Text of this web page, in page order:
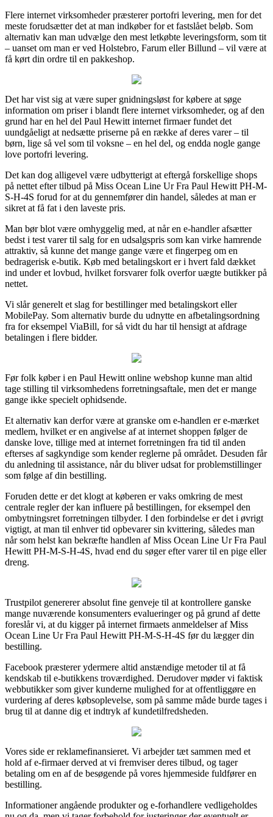
Flere internet virksomheder præsterer portofri levering, men for det
meste forudsætter det at man indkøber for et fastslået beløb. Som
alternativ kan man udvælge den mest letkøbte leveringsform, som tit
– uanset om man er ved Holstebro, Farum eller Billund – vil være at
få kørt din ordre til en pakkeshop.
Det har vist sig at være super gnidningsløst for købere at søge
information om priser i blandt flere internet virksomheder, og af den
grund har en hel del Paul Hewitt internet firmaer fundet det
uundgåeligt at nedsætte priserne på en række af deres varer – til
børn, lige så vel som til voksne – en hel del, og endda nogle gange
love portofri levering.
Det kan dog alligevel være udbytterigt at eftergå forskellige shops
på nettet efter tilbud på Miss Ocean Line Ur Fra Paul Hewitt PH-M-
S-H-4S forud for at du gennemfører din handel, således at man er
sikret at få fat i den laveste pris.
Man bør blot være omhyggelig med, at når en e-handler afsætter
bedst i test varer til salg for en udsalgspris som kan virke hamrende
attraktiv, så kunne det mange gange være et fingerpeg om en
bedragerisk e-butik. Køb med betalingskort er i hvert fald dækket
ind under et lovbud, hvilket forsvarer folk overfor uægte butikker på
nettet.
Vi slår generelt et slag for bestillinger med betalingskort eller
MobilePay. Som alternativ burde du udnytte en afbetalingsordning
fra for eksempel ViaBill, for så vidt du har til hensigt at afdrage
betalingen i flere bidder.
Før folk køber i en Paul Hewitt online webshop kunne man altid
tage stilling til virksomhedens forretningsaftale, men det er mange
gange ikke specielt ophidsende.
Et alternativ kan derfor være at granske om e-handlen er e-mærket
medlem, hvilket er en angivelse af at internet shoppen følger de
danske love, tillige med at internet forretningen fra tid til anden
efterses af sagkyndige som kender reglerne på området. Desuden får
du anledning til assistance, når du bliver udsat for problemstillinger
som følge af din bestilling.
Foruden dette er det klogt at køberen er vaks omkring de mest
centrale regler der kan influere på bestillingen, for eksempel den
ombytningsret forretningen tilbyder. I den forbindelse er det i øvrigt
vigtigt, at man til enhver tid opbevarer sin kvittering, således man
når som helst kan bekræfte handlen af Miss Ocean Line Ur Fra Paul
Hewitt PH-M-S-H-4S, hvad end du søger efter varer til en pige eller
dreng.
Trustpilot genererer absolut fine genveje til at kontrollere ganske
mange nuværende konsumenters evalueringer og på grund af dette
foreslår vi, at du kigger på internet firmaets anmeldelser af Miss
Ocean Line Ur Fra Paul Hewitt PH-M-S-H-4S før du lægger din
bestilling.
Facebook præsterer ydermere altid anstændige metoder til at få
kendskab til e-butikkens troværdighed. Derudover møder vi faktisk
webbutikker som giver kunderne mulighed for at offentliggøre en
vurdering af deres købsoplevelse, som på samme måde burde tages i
brug til at danne dig et indtryk af kundetilfredsheden.
Vores side er reklamefinansieret. Vi arbejder tæt sammen med et
hold af e-firmaer derved at vi fremviser deres tilbud, og tager
betaling om en af de besøgende på vores hjemmeside fuldfører en
bestilling.
Informationer angående produkter og e-forhandlere vedligeholdes